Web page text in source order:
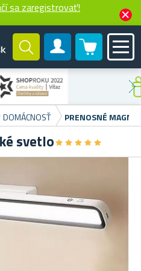
sa zaregistrovať!
Zákaznícky účet
0 produktů
DOMÁCNOSŤ PRENOSNÉ
svetlo★★★★★
★★★★★